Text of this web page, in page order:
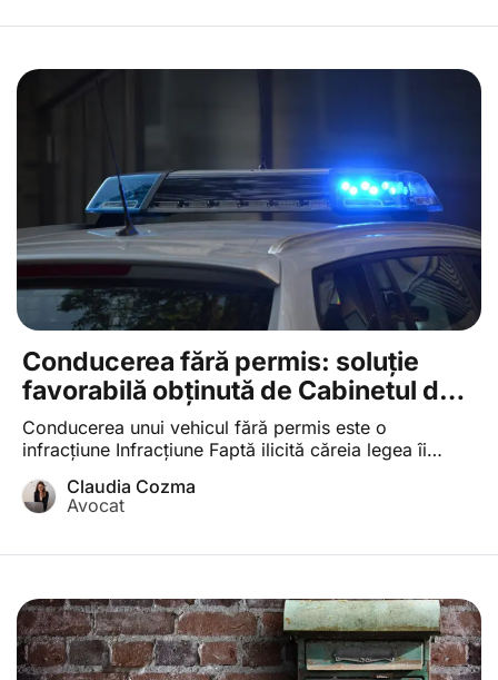
convingerea […]
Conducerea fără permis: soluție
favorabilă obținută de Cabinetul de
avocat Claudia Cozma
Conducerea unui vehicul fără permis este o
infracțiune Infracțiune Faptă ilicită căreia legea îi
constituie infracțiune, este necesar ca aceasta să fie
prevăzută de o lege penală, să fie săvârșită cu forma
imputabilă persoanei care a săvârșit-o […]
Claudia Cozma
Avocat